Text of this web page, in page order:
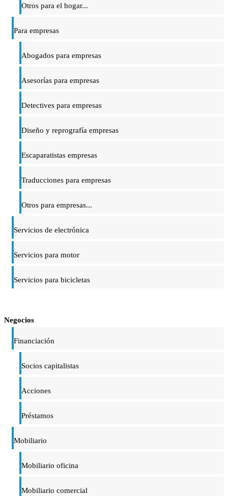
Otros para el hogar...
Para empresas
Abogados para empresas
Asesorías para empresas
Detectives para empresas
Diseño y reprografía empresas
Escaparatistas empresas
Traducciones para empresas
Otros para empresas...
Servicios de electrónica
Servicios para motor
Servicios para bicicletas
Negocios
Financiación
Socios capitalistas
Acciones
Préstamos
Mobiliario
Mobiliario oficina
Mobiliario comercial